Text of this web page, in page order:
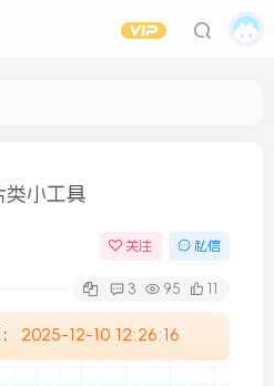
类小工具
关注 私信
3 95 11
2025-12-10 12:26:16